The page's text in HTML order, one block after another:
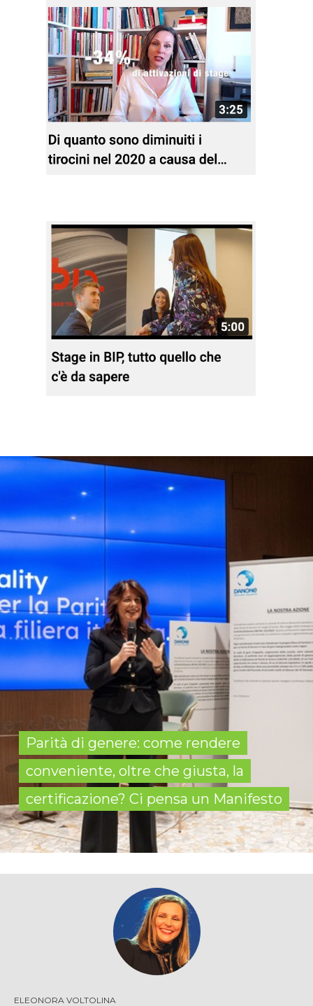
Parità di genere: come rendere
conveniente, oltre che giusta, la
certificazione? Ci pensa un Manifesto
ELEONORA VOLTOLINA